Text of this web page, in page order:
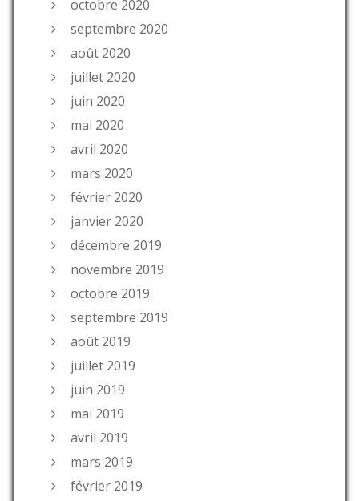
octobre 2020
septembre 2020
août 2020
juillet 2020
juin 2020
mai 2020
avril 2020
mars 2020
février 2020
janvier 2020
décembre 2019
novembre 2019
octobre 2019
septembre 2019
août 2019
juillet 2019
juin 2019
mai 2019
avril 2019
mars 2019
février 2019